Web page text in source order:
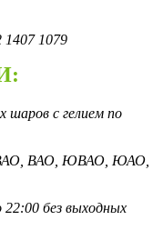
1079
шаров с гелием по
ВАО, ЮВАО, ЮАО,
22:00 без выходных